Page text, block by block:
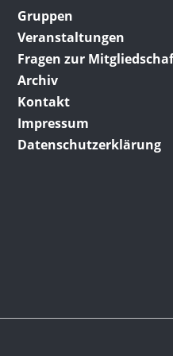
Gruppen
Veranstaltungen
Fragen zur
Archiv
Kontakt
Impressum
Datenschutzerklärung